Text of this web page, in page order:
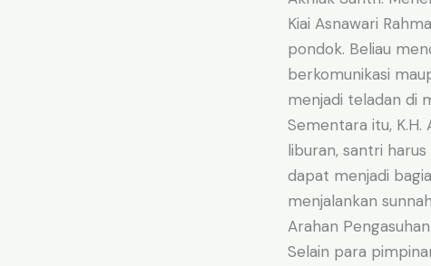
Kiai Asnawari
pondok. Beliau
berkomunikasi
menjadi teladan di
Sementara itu, K.H.
liburan, santri
dapat menjadi
menjalankan
Arahan
Selain para